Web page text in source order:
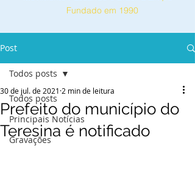
Fundado em 1990
Post
Todos posts
Principais Notícias
Gravações
Todos posts
Prefeito do município do
Teresina é notificado
30 de jul. de 2021 2 min de leitura